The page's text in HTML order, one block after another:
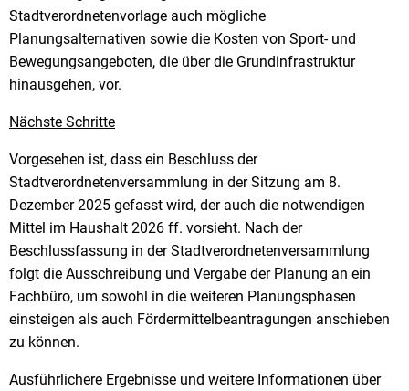
Stadtverordnetenvorlage auch mögliche
Planungsalternativen sowie die Kosten von Sport- und
Bewegungsangeboten, die über die Grundinfrastruktur
hinausgehen, vor.
Nächste Schritte
Vorgesehen ist, dass ein Beschluss der
Stadtverordnetenversammlung in der Sitzung am 8.
Dezember 2025 gefasst wird, der auch die notwendigen
Mittel im Haushalt 2026 ff. vorsieht. Nach der
Beschlussfassung in der Stadtverordnetenversammlung
folgt die Ausschreibung und Vergabe der Planung an ein
Fachbüro, um sowohl in die weiteren Planungsphasen
einsteigen als auch Fördermittelbeantragungen anschieben
zu können.
Ausführlichere Ergebnisse und weitere Informationen über